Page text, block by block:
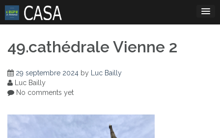
Skip
content
49.cathédrale Vienne 2
29 septembre 2024 by Luc Bailly
Luc Bailly
No comments yet